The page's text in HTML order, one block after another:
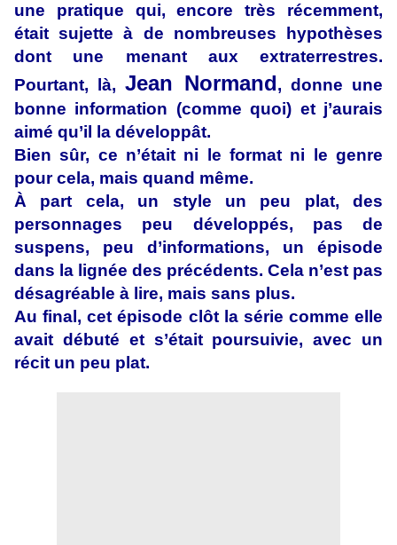
une pratique qui, encore très récemment,
était sujette à de nombreuses hypothèses
dont une menant aux extraterrestres.
Pourtant, là,Jean Normand, donne une
bonne information (comme quoi) et j’aurais
aimé qu’il la développât.
Bien sûr, ce n’était ni le format ni le genre
pour cela, mais quand même.
À part cela, un style un peu plat, des
personnages peu développés, pas de
suspens, peu d’informations, un épisode
dans la lignée des précédents. Cela n’est pas
désagréable à lire, mais sans plus.
Au final, cet épisode clôt la série comme elle
avait débuté et s’était poursuivie, avec un
récit un peu plat.